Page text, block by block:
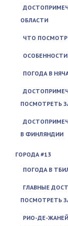
ОБЛАСТИ
ЧТО
ПОГОДА В
ПОСМОТРЕТЬ
В ФИНЛЯНДИИ
ГОРОДА #13
ПОГОДА В
ГЛАВНЫЕ
ПОСМОТРЕТЬ
РИО-ДЕ-